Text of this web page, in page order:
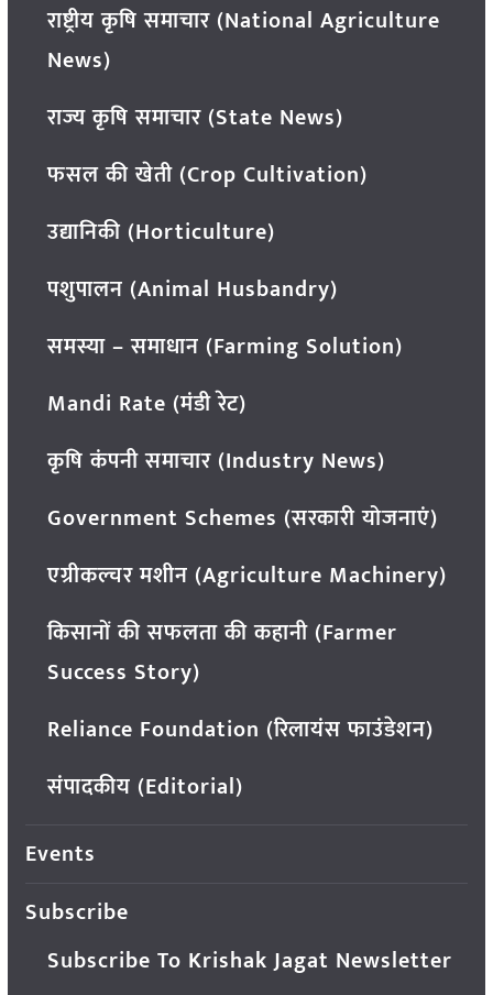
राष्ट्रीय कृषि समाचार (National Agriculture
News)
राज्य कृषि समाचार (State News)
फसल की खेती (Crop Cultivation)
उद्यानिकी (Horticulture)
पशुपालन (Animal Husbandry)
समस्या – समाधान (Farming Solution)
Mandi Rate (मंडी रेट)
कृषि कंपनी समाचार (Industry News)
Government Schemes (सरकारी योजनाएं)
एग्रीकल्चर मशीन (Agriculture Machinery)
किसानों की सफलता की कहानी (Farmer
Success Story)
Reliance Foundation (रिलायंस फाउंडेशन)
संपादकीय (Editorial)
Events
Subscribe
Subscribe To Krishak Jagat Newsletter